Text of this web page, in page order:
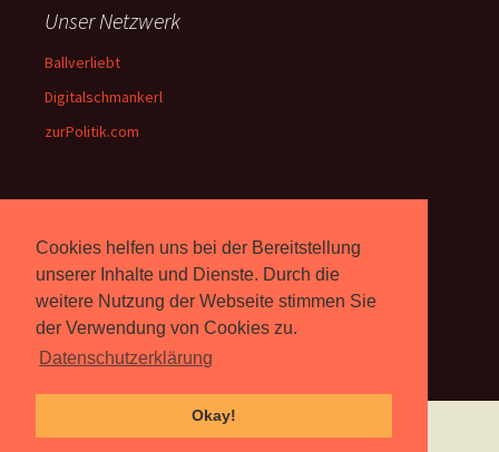
Cookies helfen uns bei der Bereitstellung
unserer Inhalte und Dienste. Durch die
weitere Nutzung der Webseite stimmen Sie
der Verwendung von Cookies zu.
Datenschutzerklärung
Okay!
Unser Netzwerk
Ballverliebt
Digitalschmankerl
zurPolitik.com
Über Uns
Rebell.atberichtet seit 2003
unabhängig über Computer-
und Videospiele. (
Impressum )